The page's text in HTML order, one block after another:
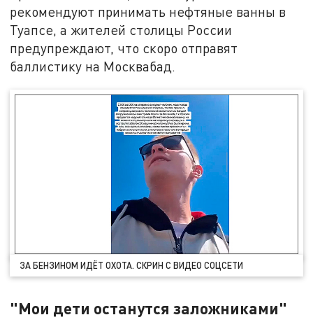
рекомендуют принимать нефтяные ванны в
Туапсе, а жителей столицы России
предупреждают, что скоро отправят
баллистику на Москвабад.
ЗА БЕНЗИНОМ ИДЁТ ОХОТА. СКРИН С ВИДЕО СОЦСЕТИ
"Мои дети останутся заложниками"